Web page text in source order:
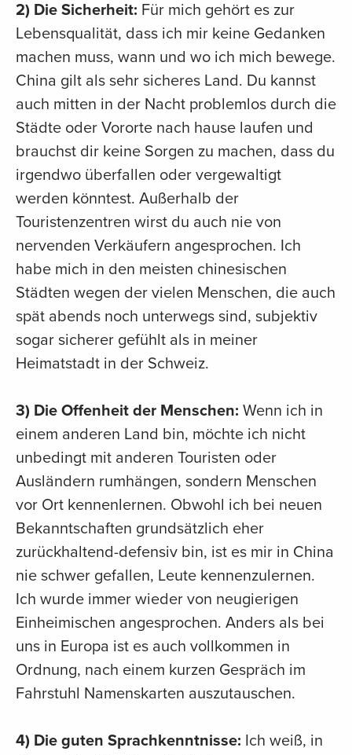
2) Die Sicherheit: Für mich gehört es zur
Lebensqualität, dass ich mir keine Gedanken
machen muss, wann und wo ich mich bewege.
China gilt als sehr sicheres Land. Du kannst
auch mitten in der Nacht problemlos durch die
Städte oder Vororte nach hause laufen und
brauchst dir keine Sorgen zu machen, dass du
irgendwo überfallen oder vergewaltigt
werden könntest. Außerhalb der
Touristenzentren wirst du auch nie von
nervenden Verkäufern angesprochen. Ich
habe mich in den meisten chinesischen
Städten wegen der vielen Menschen, die auch
spät abends noch unterwegs sind, subjektiv
sogar sicherer gefühlt als in meiner
Heimatstadt in der Schweiz.
3) Die Offenheit der Menschen: Wenn ich in
einem anderen Land bin, möchte ich nicht
unbedingt mit anderen Touristen oder
Ausländern rumhängen, sondern Menschen
vor Ort kennenlernen. Obwohl ich bei neuen
Bekanntschaften grundsätzlich eher
zurückhaltend-defensiv bin, ist es mir in China
nie schwer gefallen, Leute kennenzulernen.
Ich wurde immer wieder von neugierigen
Einheimischen angesprochen. Anders als bei
uns in Europa ist es auch vollkommen in
Ordnung, nach einem kurzen Gespräch im
Fahrstuhl Namenskarten auszutauschen.
4) Die guten Sprachkenntnisse: Ich weiß, in